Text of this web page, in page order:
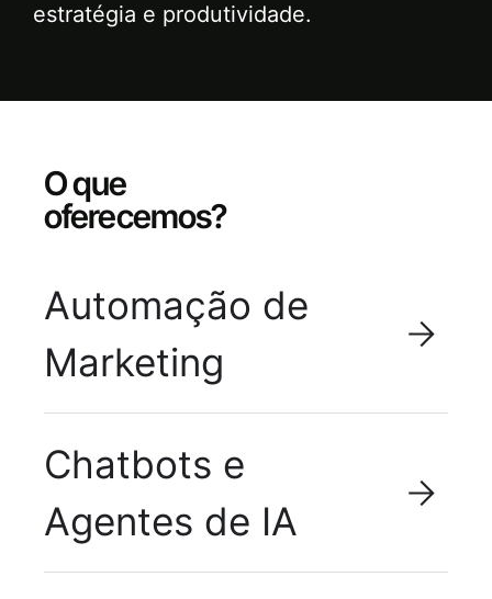
estratégia e produtividade.
O que
oferecemos?
Automação de
Marketing
Chatbots e
Agentes de IA